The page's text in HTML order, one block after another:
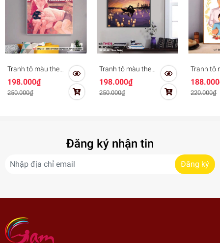
Tranh tô màu theo
số Gam tình yêu
đôi lứa TY4248
198.000₫
250.000₫
Tranh tô màu theo
số sơn dầu số hóa
Gam Đèn lồng tình
yêu TY4070
198.000₫
250.000₫
Tranh tô
hóa
đình
cute đơn
220.000₫
Đăng ký nhận tin
Đăng ký